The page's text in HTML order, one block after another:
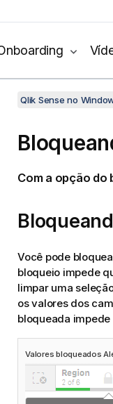
Qlik Sense no
Com a opção do
Você pode
bloqueio impede
limpar uma
os valores dos
bloqueada
Valores bloqueados